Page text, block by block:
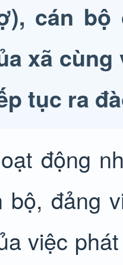
cán
xã
tục ra
động
bộ, đảng
việc